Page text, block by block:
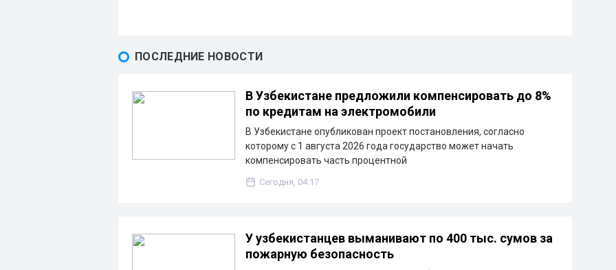
ПОСЛЕДНИЕ НОВОСТИ
В Узбекистане предложили компенсировать до 8%
по кредитам на электромобили
В Узбекистане опубликован проект постановления, согласно
которому с 1 августа 2026 года государство может начать
компенсировать часть процентной
Сегодня, 04:17
У узбекистанцев выманивают по 400 тыс. сумов за
пожарную безопасность